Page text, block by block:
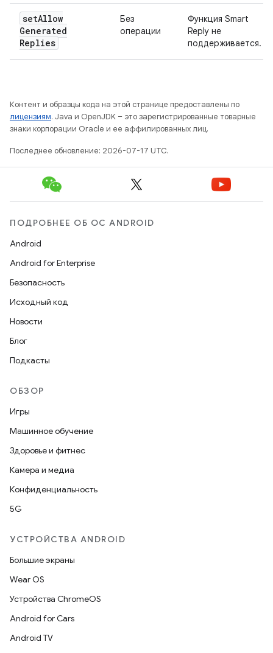
setAllow
Generated
Replies
Без
операции
Функция Smart
Reply не
поддерживается.
Контент и образцы кода на этой странице предоставлены по
лицензиям. Java и OpenJDK – это зарегистрированные товарные
знаки корпорации Oracle и ее аффилированных лиц.
Последнее обновление: 2026-07-17 UTC.
ПОДРОБНЕЕ ОБ ОС ANDROID
Android
Android for Enterprise
Безопасность
Исходный код
Новости
Блог
Подкасты
ОБЗОР
Игры
Машинное обучение
Здоровье и фитнес
Камера и медиа
Конфиденциальность
5G
УСТРОЙСТВА ANDROID
Большие экраны
Wear OS
Устройства ChromeOS
Android for Cars
Android TV